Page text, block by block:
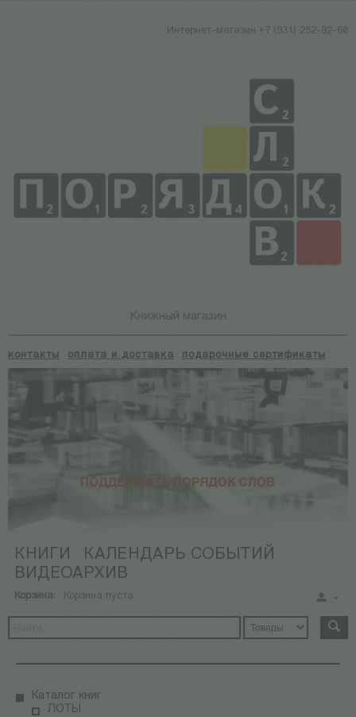
Интернет-магазин +7 (931) 252-92-60
Книжный магазин
контакты оплата и доставка подарочные сертификаты
КНИГИ
КАЛЕНДАРЬ СОБЫТИЙ
ВИДЕОАРХИВ
Корзина: Корзина пуста
Каталог книг
ЛОТЫ